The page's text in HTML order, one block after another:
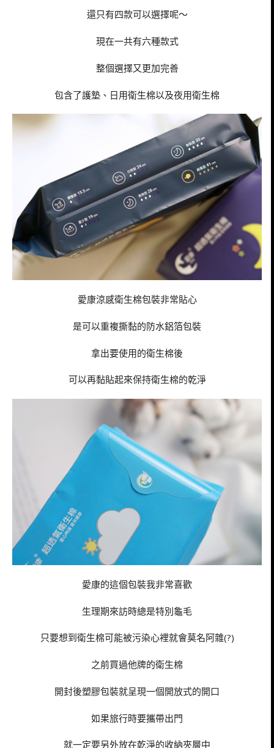
還只有四款可以選擇呢～
現在一共有六種款式
整個選擇又更加完善
包含了護墊、日用衛生棉以及夜用衛生棉
愛康涼感衛生棉包裝非常貼心
是可以重複撕黏的防水鋁箔包裝
拿出要使用的衛生棉後
可以再黏貼起來保持衛生棉的乾淨
愛康的這個包裝我非常喜歡
生理期來訪時總是特別龜毛
只要想到衛生棉可能被污染心裡就會莫名阿雜(?)
之前買過他牌的衛生棉
開封後塑膠包裝就呈現一個開放式的開口
如果旅行時要攜帶出門
就一定要另外放在乾淨的收納夾層中